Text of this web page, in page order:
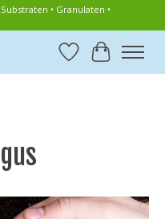
• Granulaten •
Verlanglijst